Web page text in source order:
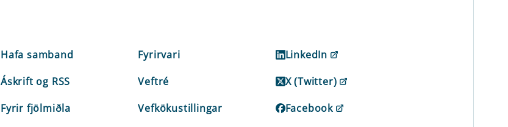
Hafa samband
Áskrift og RSS
Fyrir fjölmiðla
Fyrirvari
Veftré
Vefkökustillingar
LinkedIn
X (Twitter)
Facebook